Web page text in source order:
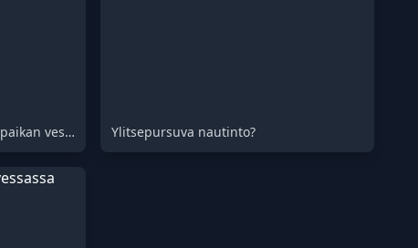
Hätäpysähdys: Vauhtia taukopaikan vessaan Ylitsepursuva nautinto?